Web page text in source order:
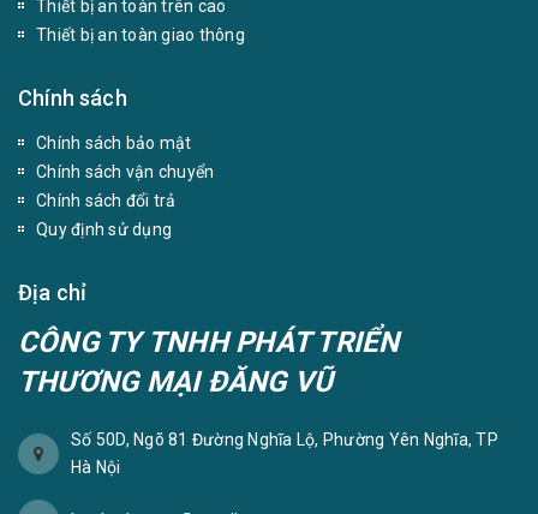
Thiết bị an toàn trên cao
Thiết bị an toàn giao thông
Chính sách
Chính sách bảo mật
Chính sách vận chuyển
Chính sách đổi trả
Quy định sử dụng
Địa chỉ
CÔNG TY TNHH PHÁT TRIỂN
THƯƠNG MẠI ĐĂNG VŨ
Số 50D, Ngõ 81 Đường Nghĩa Lộ, Phường Yên Nghĩa, TP
Hà Nội